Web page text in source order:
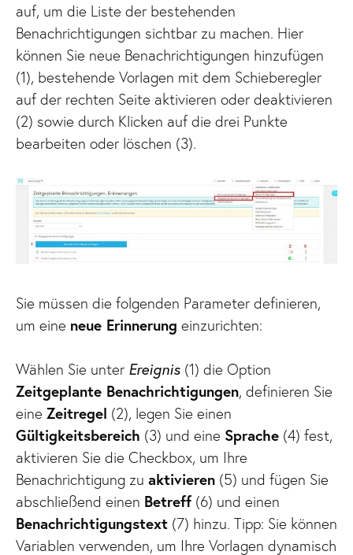
auf, um die Liste der bestehenden
Benachrichtigungen sichtbar zu machen. Hier
können Sie neue Benachrichtigungen hinzufügen
(1), bestehende Vorlagen mit dem Schieberegler
auf der rechten Seite aktivieren oder deaktivieren
(2) sowie durch Klicken auf die drei Punkte
bearbeiten oder löschen (3).
Sie müssen die folgenden Parameter definieren,
um eine neue Erinnerung einzurichten:
Wählen Sie unter Ereignis (1) die Option
Zeitgeplante Benachrichtigungen, definieren Sie
eine Zeitregel (2), legen Sie einen
Gültigkeitsbereich (3) und eine Sprache (4) fest,
aktivieren Sie die Checkbox, um Ihre
Benachrichtigung zu aktivieren (5) und fügen Sie
abschließend einen Betreff(6) und einen
Benachrichtigungstext (7) hinzu. Tipp: Sie können
Variablen verwenden, um Ihre Vorlagen dynamisch